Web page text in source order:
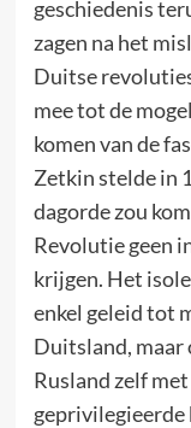
geschiedenis
zagen na het
Duitse
mee tot de
komen van de
Zetkin stelde in
dagorde zou
Revolutie geen
krijgen. Het
enkel geleid tot
Duitsland, maar
Rusland zelf
geprivilegieerde